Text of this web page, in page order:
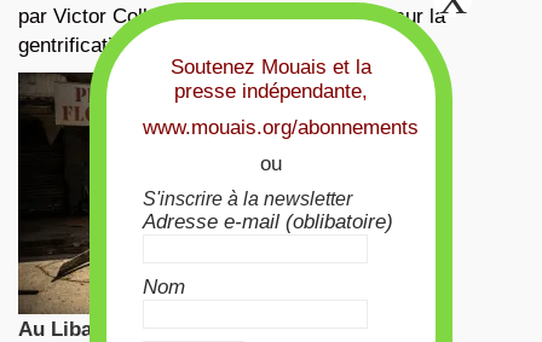
par Victor Collet, chercheur indépendant, sur la
gentrification et la …
Au Liban, la convergence des luttes face à
Soutenez Mouais et la
presse indépendante,
www.mouais.org/abonnements
ou
S'inscrire à la newsletter
Adresse e-mail (oblibatoire)
Nom